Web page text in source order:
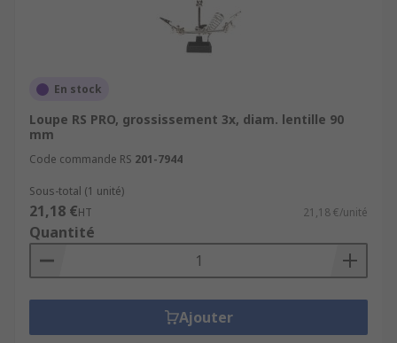
En stock
Loupe RS PRO, grossissement 3x, diam. lentille 90
mm
Code commande RS 201-7944
Sous-total (1 unité)
21,18 €HT 21,18 €/unité
Quantité
Ajouter